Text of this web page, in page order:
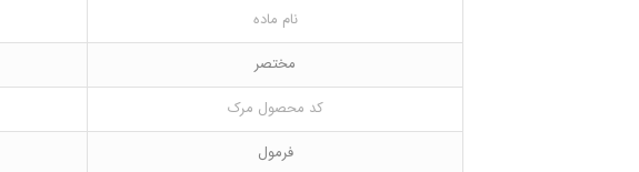
نام ماده
مختصر
کد محصول مرک
فرمول